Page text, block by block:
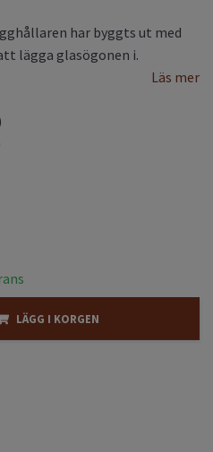
har byggts ut med
lägga glasögonen i.
Läs mer
LÄGG I KORGEN